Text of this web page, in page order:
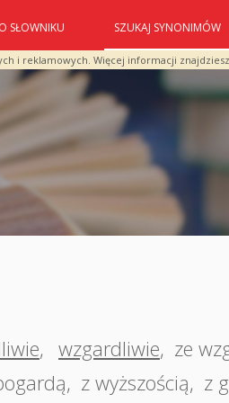
i reklamowych. Więcej informacji
O SŁOWNIKU SZUKAJ SYNONIMÓW
, wzgardliwie, ze
, z wyższością, z